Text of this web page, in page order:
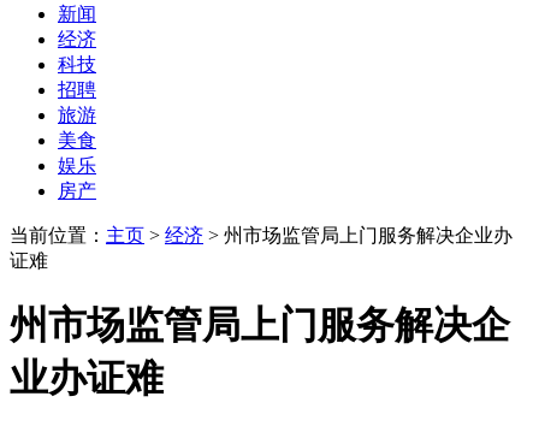
新闻
经济
科技
招聘
旅游
美食
娱乐
房产
当前位置： 主页 > 经济 > 州市场监管局上门服务解决企业办
证难
州市场监管局上门服务解决企
业办证难